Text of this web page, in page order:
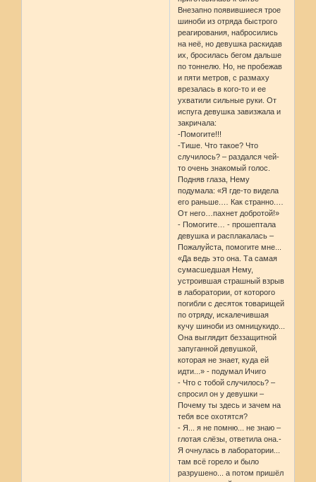
Внезапно появившиеся трое
шиноби из отряда быстрого
реагирования, набросились
на неё, но девушка раскидав
их, бросилась бегом дальше
по тоннелю. Но, не пробежав
и пяти метров, с размаху
врезалась в кого-то и ее
ухватили сильные руки. От
испуга девушка завизжала и
закричала:
-Помогите!!!
-Тише. Что такое? Что
случилось? – раздался чей-
то очень знакомый голос.
Подняв глаза, Нему
подумала: «Я где-то видела
его раньше.… Как странно.…
От него…пахнет добротой!»
- Помогите… - прошептала
девушка и расплакалась –
Пожалуйста, помогите мне...
«Да ведь это она. Та самая
сумасшедшая Нему,
устроившая страшный взрыв
в лаборатории, от которого
погибли с десяток товарищей
по отряду, искалечившая
кучу шиноби из омницукидо...
Она выглядит беззащитной
запуганной девушкой,
которая не знает, куда ей
идти...» - подумал Ичиго
- Что с тобой случилось? –
спросил он у девушки –
Почему ты здесь и зачем на
тебя все охотятся?
- Я... я не помню... не знаю –
глотая слёзы, ответила она.-
Я очнулась в лаборатории...
там всё горело и было
разрушено... а потом пришёл